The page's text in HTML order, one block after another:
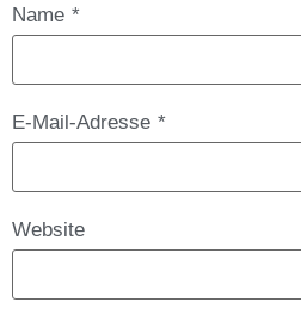
Name *
E-Mail-Adresse *
Website